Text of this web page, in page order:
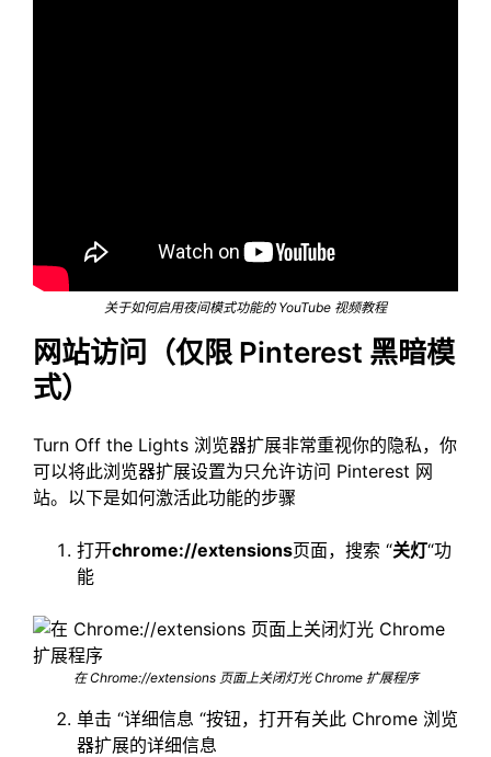
关于如何启用夜间模式功能的 YouTube 视频教程
网站访问（仅限 Pinterest 黑暗模
式）
Turn Off the Lights 浏览器扩展非常重视你的隐私，你
可以将此浏览器扩展设置为只允许访问 Pinterest 网
站。以下是如何激活此功能的步骤
打开chrome://extensions页面，搜索 “关灯“功
能
在 Chrome://extensions 页面上关闭灯光 Chrome 扩展程序
单击 “详细信息 “按钮，打开有关此 Chrome 浏览
器扩展的详细信息